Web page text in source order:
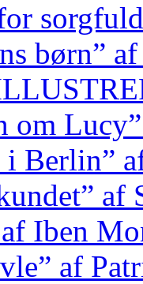
børn”
om
i Berlin”
af
Iben
af